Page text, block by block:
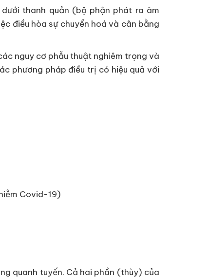
thanh quản (bộ phận phát ra âm
điều hòa sự chuyển hoá và cân bằng
nguy cơ phẫu thuật nghiêm trọng và
phương pháp điều trị có hiệu quả với
Covid-19)
quanh tuyến. Cả hai phần (thùy) của